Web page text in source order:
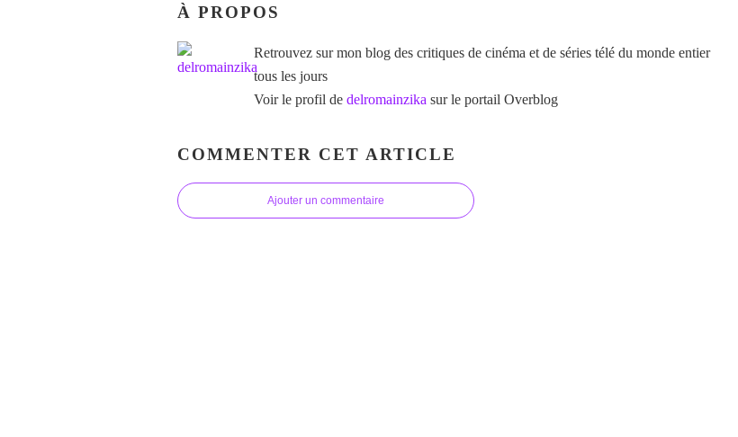
À PROPOS
Retrouvez sur mon blog des critiques de cinéma et de séries télé du monde entier
tous les jours
Voir le profil de delromainzika sur le portail Overblog
COMMENTER CET ARTICLE
Ajouter un commentaire